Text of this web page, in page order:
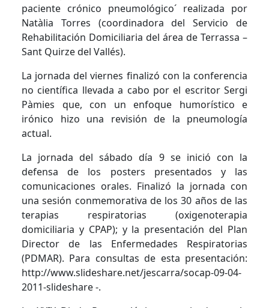
paciente crónico pneumológico´ realizada por
Natàlia Torres (coordinadora del Servicio de
Rehabilitación Domiciliaria del área de Terrassa –
Sant Quirze del Vallés).
La jornada del viernes finalizó con la conferencia
no científica llevada a cabo por el escritor Sergi
Pàmies que, con un enfoque humorístico e
irónico hizo una revisión de la pneumología
actual.
La jornada del sábado día 9 se inició con la
defensa de los posters presentados y las
comunicaciones orales. Finalizó la jornada con
una sesión conmemorativa de los 30 años de las
terapias respiratorias (oxigenoterapia
domiciliaria y CPAP); y la presentación del Plan
Director de las Enfermedades Respiratorias
(PDMAR). Para consultas de esta presentación:
http://www.slideshare.net/jescarra/socap-09-04-
2011-slideshare -.